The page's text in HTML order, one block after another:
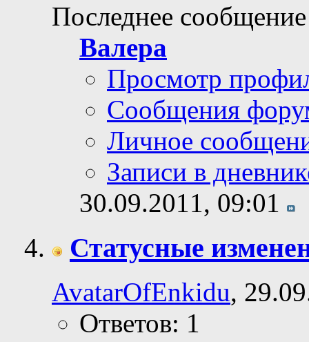
Последнее
Валера
Просмотр
Сообщения
Личное
Записи в
30.09.2011, 09:01
Статусные
AvatarOfEnkidu,
Ответов: 1